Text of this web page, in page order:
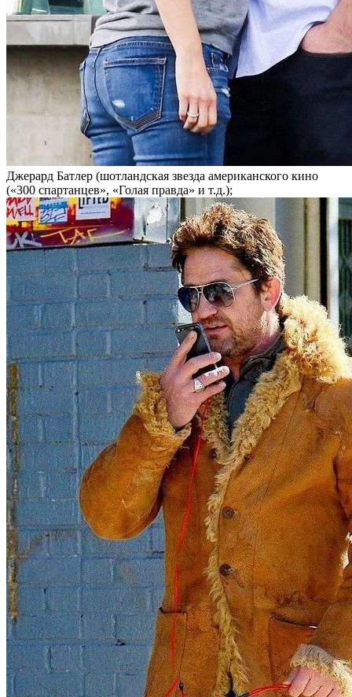
Джерард Батлер (шотландская звезда американского кино
(«300 спартанцев», «Голая правда» и т.д.);